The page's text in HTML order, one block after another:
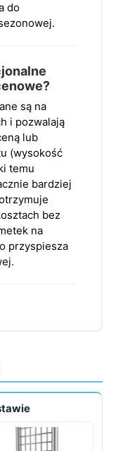
do
są na
i pozwalają
lub
(wysokość
temu
bardziej
bez
na
przyspiesza